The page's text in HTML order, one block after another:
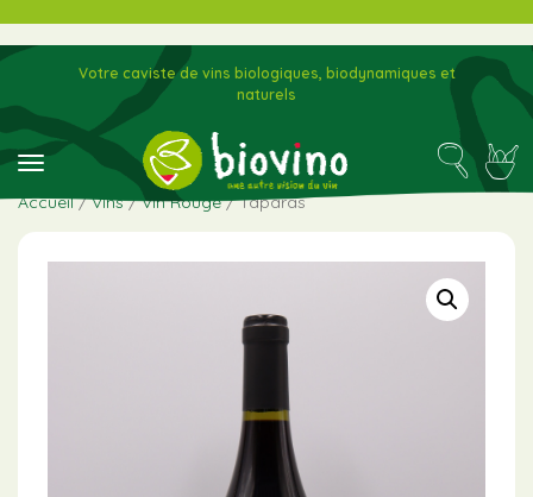
toggle navigation
Votre caviste de vins biologiques, biodynamiques et
naturels
Accueil/Vins/Vin Rouge/ Taparas